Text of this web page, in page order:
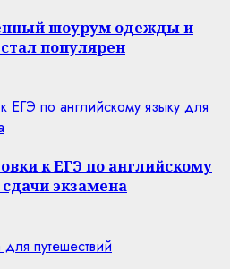
шоурум одежды и
популярен
ЕГЭ по английскому языку для
к ЕГЭ по английскому
экзамена
путешествий